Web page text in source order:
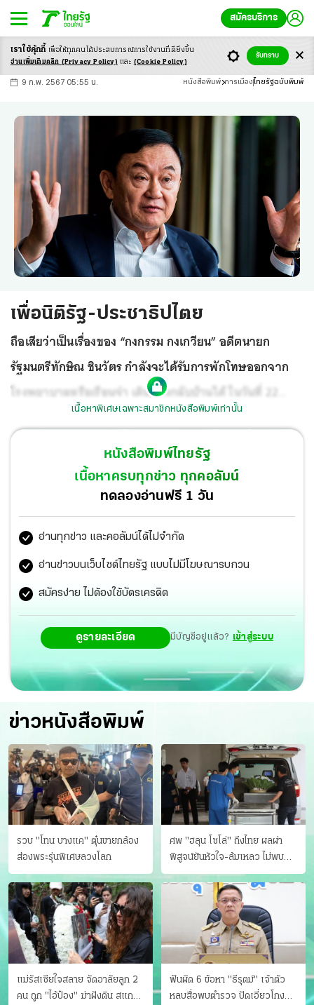
สมัครบริการ
-ก ก ก+
9 ก.พ. 2567 05:55 น. หนังสือพิมพ์ การเมือง ไทยรัฐฉบับพิมพ์
เพื่อนิติรัฐ-ประชาธิปไตย
ถือเสียว่าเป็นเรื่องของ “กงกรรม กงเกวียน” อดีตนายก
รัฐมนตรีทักษิณ ชินวัตร กำลังจะได้รับการพักโทษออกจาก
โรงพยาบาลหรือเรือนจำ เดินทางกลับบ้านได้ ในวันที่ 22
กุมภาพันธ์ แต่มี “กรรมเก่า” แทรกซ้อนขึ้นมา ขณะนี้อัยการ
สูงสุด กำลังพิจารณาจะฟ้องนายทักษิณในข้อหาทำผิด
ป.อาญา ม.112 หรือไม่
เนื้อหาพิเศษเฉพาะสมาชิกหนังสือพิมพ์เท่านั้น
หนังสือพิมพ์ไทยรัฐ
เนื้อหาครบทุกข่าว ทุกคอลัมน์
ทดลองอ่านฟรี 1 วัน
อ่านทุกข่าว และคอลัมน์ได้ไม่จำกัด
อ่านข่าวบนเว็บไซต์ไทยรัฐ แบบไม่มีโฆษณารบกวน
สมัครง่าย ไม่ต้องใช้บัตรเครดิต
ดูรายละเอียด มีบัญชีอยู่แล้ว? เข้าสู่ระบบ
ข่าวหนังสือพิมพ์
รวบ "โทน บางแค" ตุ๋นขายกล้อง
ส่องพระรุ่นพิเศษลวงโลก
ศพ "ฮลุน โซโล่" ถึงไทย ผลผ่า
พิสูจน์ยันหัวใจ-ล้มเหลว ไม่พบ
บาดแผล
แม่รัสเซียใจสลาย จัดอาลัยลูก 2
คน ถูก "ไอ้ป๋อง" ฆ่าฝังดิน สแกน
ฟันผิด 6 ข้อหา "ธีรุตม์" เจ้าตัว
หลบสื่อพบตำรวจ ปัดเอี่ยวโกง
เราใช้คุ้กกี้ เพื่อให้ทุกคนได้ประสบการณ์การใช้งานที่ดียิ่งขึ้น
อ่านเพิ่มเติมคลิก (Privacy Policy) และ (Cookie Policy)
รับทราบ